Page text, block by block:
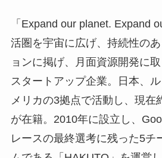
「Expand our planet. Expand
活圏を宇宙に広げ、持続性の
ョンに掲げ、月面資源開発に
スタートアップ企業。日本、
メリカの3拠点で活動し、現在
が在籍。2010年に設立し、
レースの最終選考に残った5チ